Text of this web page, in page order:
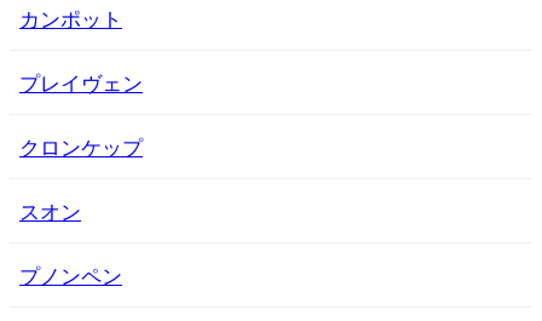
カンポット
プレイヴェン
クロンケップ
スオン
プノンペン